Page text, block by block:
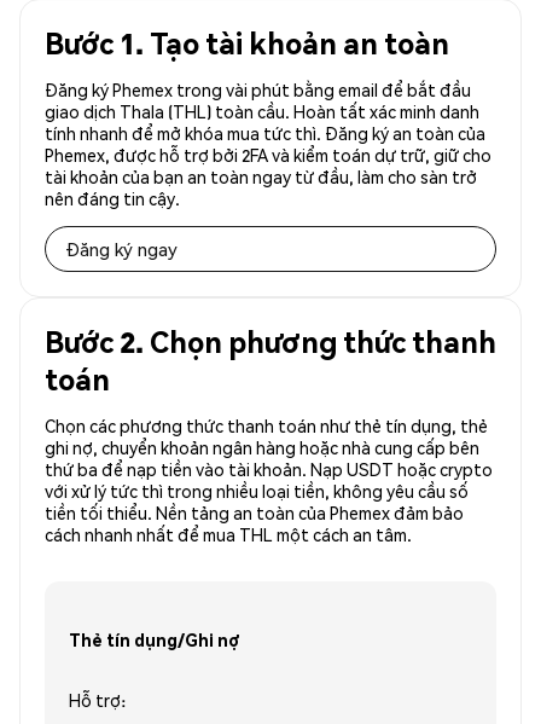
Bước 1. Tạo tài khoản an toàn
Đăng ký Phemex trong vài phút bằng email để bắt đầu
giao dịch Thala (THL) toàn cầu. Hoàn tất xác minh danh
tính nhanh để mở khóa mua tức thì. Đăng ký an toàn của
Phemex, được hỗ trợ bởi 2FA và kiểm toán dự trữ, giữ cho
tài khoản của bạn an toàn ngay từ đầu, làm cho sàn trở
nên đáng tin cậy.
Đăng ký ngay
Bước 2. Chọn phương thức thanh
toán
Chọn các phương thức thanh toán như thẻ tín dụng, thẻ
ghi nợ, chuyển khoản ngân hàng hoặc nhà cung cấp bên
thứ ba để nạp tiền vào tài khoản. Nạp USDT hoặc crypto
với xử lý tức thì trong nhiều loại tiền, không yêu cầu số
tiền tối thiểu. Nền tảng an toàn của Phemex đảm bảo
cách nhanh nhất để mua THL một cách an tâm.
Thẻ tín dụng/Ghi nợ
Hỗ trợ: